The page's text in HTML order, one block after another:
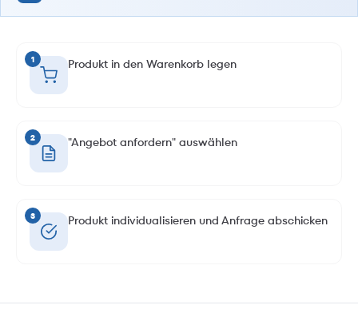
1 Produkt in den Warenkorb legen
2 "Angebot anfordern" auswählen
3 Produkt individualisieren und Anfrage abschicken